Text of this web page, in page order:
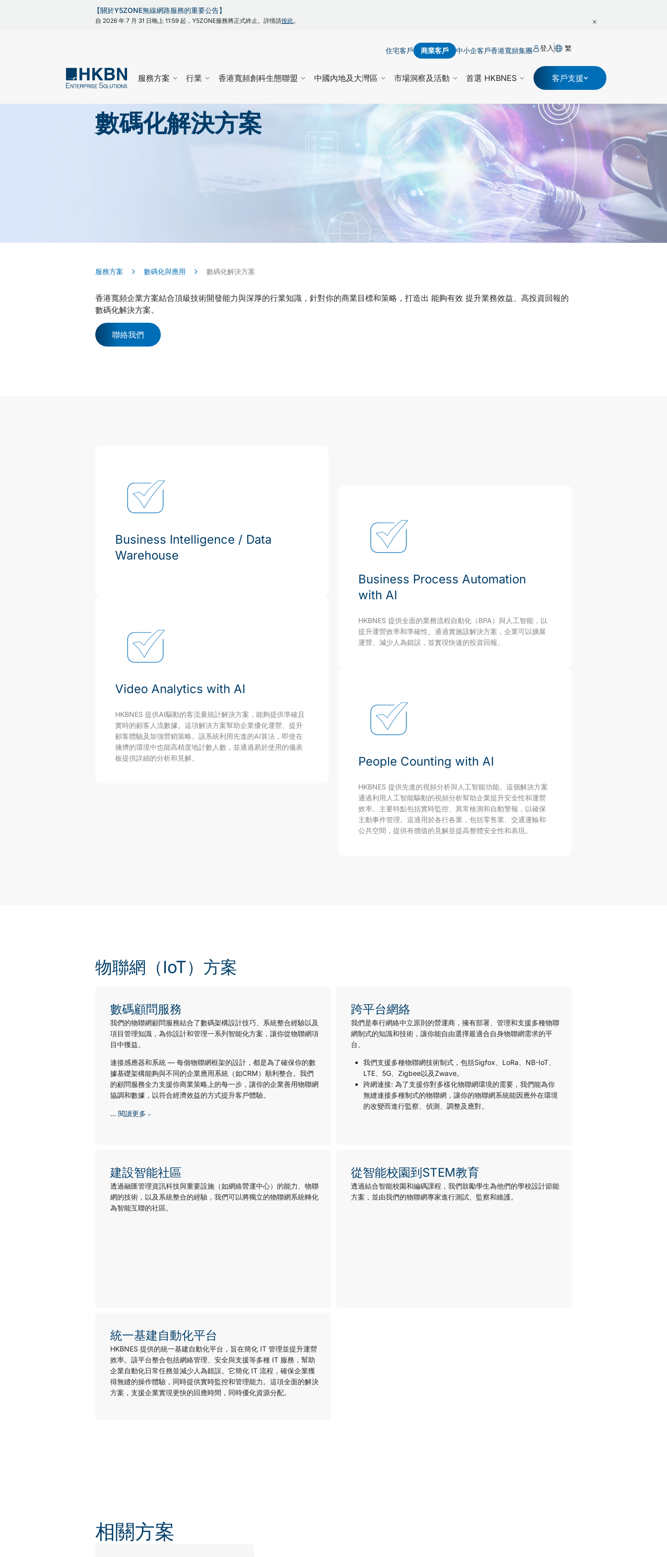
【關於Y5ZONE無線網路服務的重要公告】
自 2026 年 7 月 31 日晚上 11:59 起，Y5ZONE服務將正式終止。詳情請按此。
住宅客戶 商業客戶 中小企客戶香港寬頻集團 登入 繁
服務方案 行業 香港寬頻創科生態聯盟 中國內地及大灣區 市場洞察及活動 首選 HKBNES 客戶支援
數碼化解決方案
服務方案 數碼化與應用 數碼化解決方案
香港寬頻企業方案結合頂級技術開發能力與深厚的行業知識，針對你的商業目標和策略，打造出 能夠有效 提升業務效益、高投資回報的
數碼化解決方案。
聯絡我們
Business Intelligence / Data
Warehouse
Video Analytics with AI
HKBNES 提供AI驅動的客流量統計解決方案，能夠提供準確且
實時的顧客人流數據。這項解決方案幫助企業優化運營、提升
顧客體驗及加強營銷策略。該系統利用先進的AI算法，即使在
擁擠的環境中也能高精度地計數人數，並通過易於使用的儀表
板提供詳細的分析和見解。
Business Process Automation
with AI
HKBNES 提供全面的業務流程自動化（BPA）與人工智能，以
提升運營效率和準確性。通過實施該解決方案，企業可以擴展
運營、減少人為錯誤，並實現快速的投資回報。
People Counting with AI
HKBNES 提供先進的視頻分析與人工智能功能。這個解決方案
通過利用人工智能驅動的視頻分析幫助企業提升安全性和運營
效率。主要特點包括實時監控、異常檢測和自動警報，以確保
主動事件管理。這適用於各行各業，包括零售業、交通運輸和
公共空間，提供有價值的見解並提高整體安全性和表現。
物聯網（IoT）方案
數碼顧問服務
我們的物聯網顧問服務結合了數碼架構設計技巧、系統整合經驗以及
項目管理知識，為你設計和管理一系列智能化方案，讓你從物聯網項
目中獲益。
連接感應器和系統 — 每個物聯網框架的設計，都是為了確保你的數
據基礎架構能夠與不同的企業應用系統（如CRM）順利整合。我們
的顧問服務全力支援你商業策略上的每一步，讓你的企業善用物聯網
協調和數據，以符合經濟效益的方式提升客戶體驗。
… 閱讀更多
跨平台網絡
我們是奉行網絡中立原則的營運商，擁有部署、管理和支援多種物聯
網制式的知識和技術，讓你能自由選擇最適合自身物聯網需求的平
台。
我們支援多種物聯網技術制式，包括Sigfox、LoRa、NB-IoT、
LTE、5G、Zigbee以及Zwave。
跨網連接: 為了支援你對多樣化物聯網環境的需要，我們能為你
無縫連接多種制式的物聯網，讓你的物聯網系統能因應外在環境
的改變而進行監察、偵測、調整及應對。
建設智能社區
透過融匯管理資訊科技與重要設施（如網絡營運中心）的能力、物聯
網的技術，以及系統整合的經驗，我們可以將獨立的物聯網系統轉化
為智能互聯的社區。
從智能校園到STEM教育
透過結合智能校園和編碼課程，我們鼓勵學生為他們的學校設計節能
方案，並由我們的物聯網專家進行測試、監察和維護。
統一基建自動化平台
HKBNES 提供的統一基建自動化平台，旨在簡化 IT 管理並提升運營
效率。該平台整合包括網絡管理、安全與支援等多種 IT 服務，幫助
企業自動化日常任務並減少人為錯誤。它簡化 IT 流程，確保企業獲
得無縫的操作體驗，同時提供實時監控和管理能力。這項全面的解決
方案，支援企業實現更快的回應時間，同時優化資源分配。
相關方案